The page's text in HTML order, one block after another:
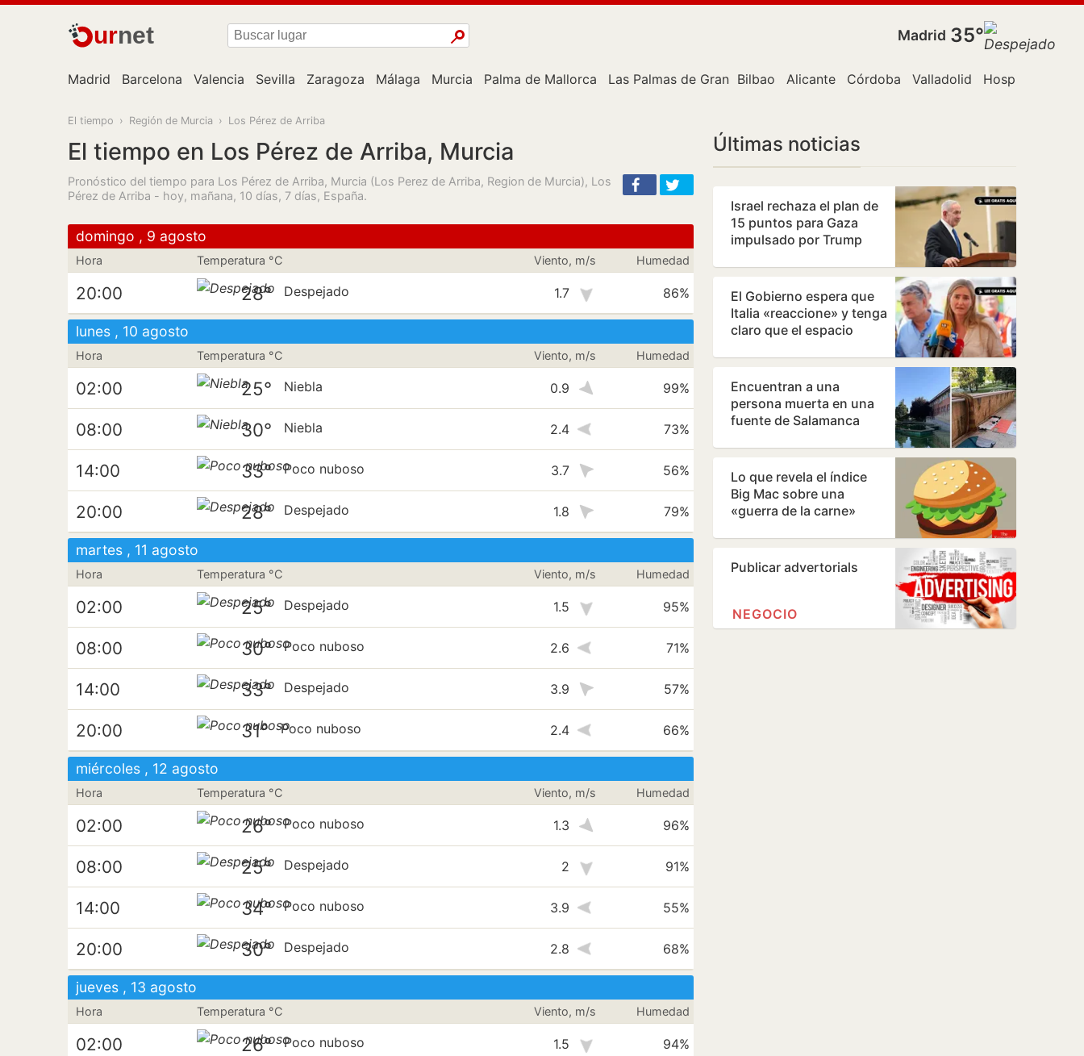
urnet Madrid 35°
Madrid Barcelona Valencia Sevilla Zaragoza Málaga Murcia Palma de Mallorca Las Palmas de Gran Canaria
Bilbao Alicante Córdoba Valladolid Hospitalet de
El tiempo › Región de Murcia › Los Pérez de Arriba
El tiempo en Los Pérez de Arriba, Murcia
Pronóstico del tiempo para Los Pérez de Arriba, Murcia (Los Perez de Arriba, Region de Murcia), Los
Pérez de Arriba - hoy, mañana, 10 días, 7 días, España.
domingo , 9 agosto
Hora Temperatura °C Viento, m/s Humedad
20:00 28° Despejado 1.7 86%
lunes , 10 agosto
Hora Temperatura °C Viento, m/s Humedad
02:00 25° Niebla 0.9 99%
08:00 30° Niebla 2.4 73%
14:00 33° Poco nuboso 3.7 56%
20:00 28° Despejado 1.8 79%
martes , 11 agosto
Hora Temperatura °C Viento, m/s Humedad
02:00 25° Despejado 1.5 95%
08:00 30° Poco nuboso 2.6 71%
14:00 33° Despejado 3.9 57%
20:00 31° Poco nuboso 2.4 66%
miércoles , 12 agosto
Hora Temperatura °C Viento, m/s Humedad
02:00 26° Poco nuboso 1.3 96%
08:00 25° Despejado 2 91%
14:00 34° Poco nuboso 3.9 55%
20:00 30° Despejado 2.8 68%
jueves , 13 agosto
Hora Temperatura °C Viento, m/s Humedad
02:00 26° Poco nuboso 1.5 94%
Últimas noticias
Israel rechaza el plan de
15 puntos para Gaza
impulsado por Trump
El Gobierno espera que
Italia «reaccione» y tenga
claro que el espacio
violado»
Encuentran a una
persona muerta en una
fuente de Salamanca
Lo que revela el índice
Big Mac sobre una
«guerra de la carne»
mundial
Publicar advertorials
NEGOCIO